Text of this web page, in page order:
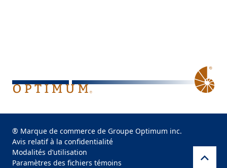
® Marque de commerce de Groupe Optimum inc.
Avis relatif à la confidentialité
Modalités d’utilisation
Paramètres des fichiers témoins